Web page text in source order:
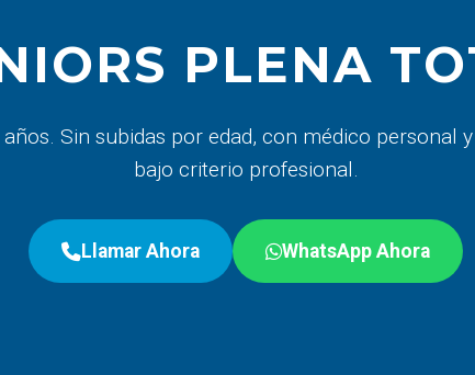
PLENA
Sin subidas por edad, con médico personal
bajo criterio profesional.
Llamar Ahora WhatsApp Ahora